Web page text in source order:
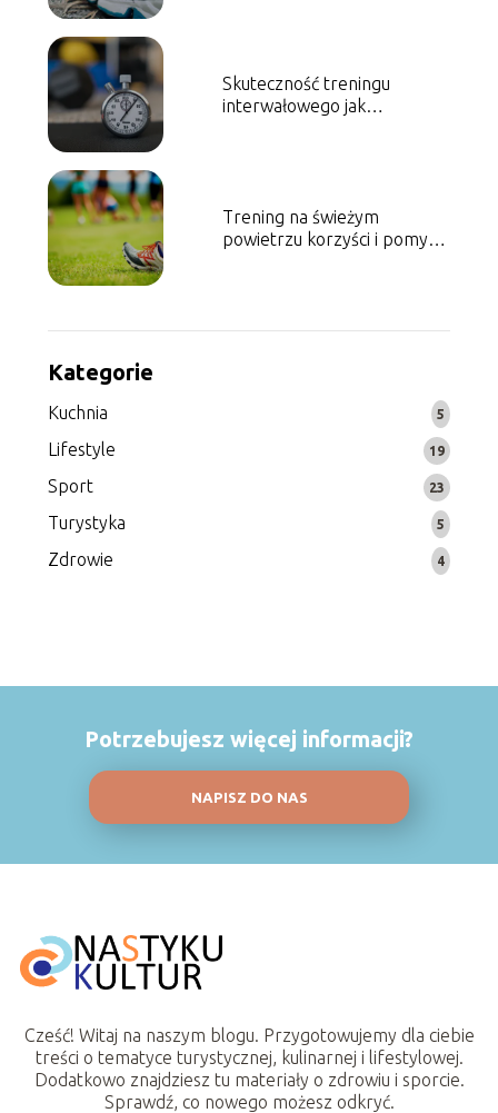
Skuteczność treningu
interwałowego jak
Trening na świeżym
powietrzu korzyści i pomysły
Kategorie
Kuchnia 5
Lifestyle 19
Sport 23
Turystyka 5
Zdrowie 4
Potrzebujesz więcej informacji?
NAPISZ DO NAS
Cześć! Witaj na naszym blogu. Przygotowujemy dla ciebie
treści o tematyce turystycznej, kulinarnej i lifestylowej.
Dodatkowo znajdziesz tu materiały o zdrowiu i sporcie.
Sprawdź, co nowego możesz odkryć.